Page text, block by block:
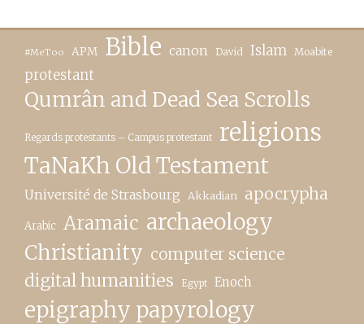
#MeToo APM Bible canon David Islam Moabite
protestant
Qumrân and Dead Sea Scrolls
Regards protestants – Campus protestant religions
TaNaKh Old Testament
Université de Strasbourg Akkadian apocrypha
Arabic Aramaic archaeology
Christianity computer science
digital humanities Egypt Enoch
epigraphy papyrology